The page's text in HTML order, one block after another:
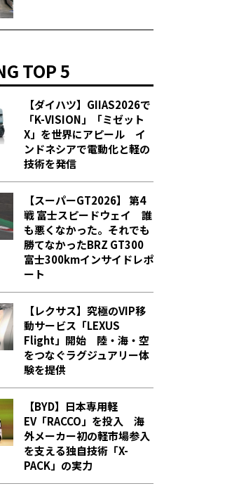
TOP 5
【ダイハツ】GIIAS2026で
「K-VISION」「ミゼット
X」を世界にアピール イ
ンドネシアで電動化と軽の
技術を発信
【スーパーGT2026】 第4
戦 富士スピードウェイ 誰
も悪くなかった。それでも
勝てなかった――BRZ GT300
富士300kmインサイドレポ
ート
【レクサス】究極のVIP移
動サービス「LEXUS
Flight」開始 陸・海・空
をつなぐラグジュアリー体
験を提供
【BYD】日本専用軽
EV「RACCO」を投入 海
外メーカー初の軽市場参入
を支える独自技術「X-
PACK」の実力